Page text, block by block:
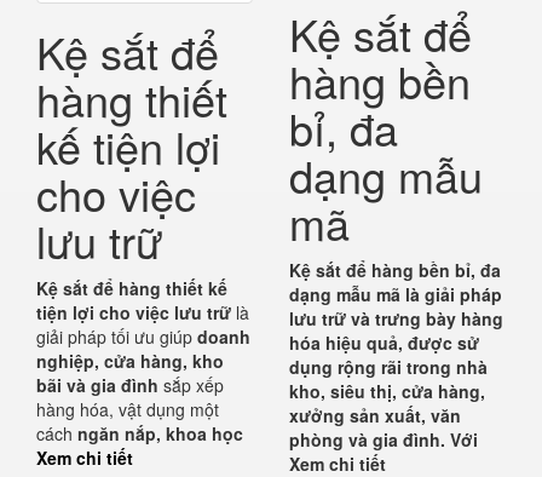
Kệ sắt để
hàng thiết
kế tiện lợi
cho việc
lưu trữ
Kệ sắt để hàng thiết kế
tiện lợi cho việc lưu trữ là
giải pháp tối ưu giúp doanh
nghiệp, cửa hàng, kho
bãi và gia đình sắp xếp
hàng hóa, vật dụng một
cách ngăn nắp, khoa học
Xem chi tiết
Kệ sắt để
hàng bền
bỉ, đa
dạng mẫu
mã
Kệ sắt để hàng bền bỉ, đa
dạng mẫu mã là giải pháp
lưu trữ và trưng bày hàng
hóa hiệu quả, được sử
dụng rộng rãi trong nhà
kho, siêu thị, cửa hàng,
xưởng sản xuất, văn
phòng và gia đình. Với
Xem chi tiết